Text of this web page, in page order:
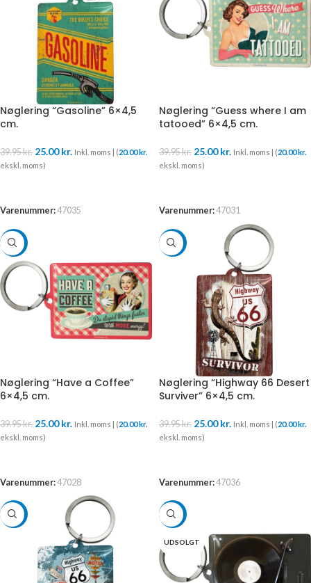
Nøglering “Gasoline” 6×4,5
cm.
39.95kr. 25.00kr. Inkl. moms | (20.00 kr.
ekskl. moms)
Varenummer:47035
Nøglering “Guess where I am
tatooed” 6×4,5 cm.
39.95kr. 25.00kr. Inkl. moms | (20.00 kr.
ekskl. moms)
Varenummer:47031
-37%
Nøglering “Have a Coffee”
6×4,5 cm.
39.95kr. 25.00kr. Inkl. moms | (20.00kr.
ekskl. moms)
Varenummer:47028
-37%
Nøglering “Highway 66 Desert
Surviver” 6×4,5 cm.
39.95kr. 25.00kr. Inkl. moms | (20.00kr.
ekskl. moms)
Varenummer:47036
-37% -37%
UDSOLGT